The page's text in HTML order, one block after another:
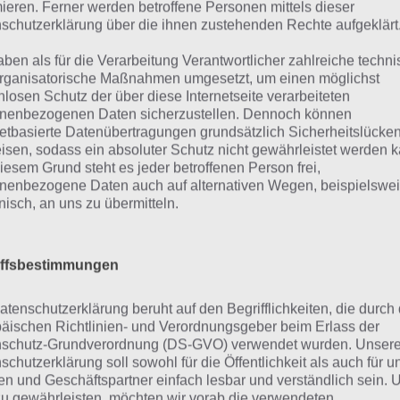
Begriffserklärung
ist die Lösung für das tägliche Bonus Rätsel am
welche Bedeutung hat dieses eigentlich und was gibt
Wort auch zu Winter Wunderland? Zu bestimmten
auch immer eine kurze Begriffserklärung!
ist eigentlich Freude? Auf den Bildern konnten wir
Ferner werden betroffene Personen mittels dieser
über die ihnen zustehenden Rechte aufgeklärt.
als für die Verarbeitung Verantwortlicher zahlreiche
Maßnahmen umgesetzt, um einen möglichst
Schutz der über diese Internetseite verarbeiteten
Daten sicherzustellen. Dennoch können
Datenübertragungen grundsätzlich
sodass ein absoluter Schutz nicht gewährleistet werden
Grund steht es jeder betroffenen Person frei,
Daten auch auf alternativen Wegen,
an uns zu übermitteln.
beruht auf den Begrifflichkeiten, die durch
Richtlinien- und Verordnungsgeber beim Erlass der
Grundverordnung (DS-GVO) verwendet wurden. Unsere
soll sowohl für die Öffentlichkeit als auch für
und Geschäftspartner einfach lesbar und verständlich sein.